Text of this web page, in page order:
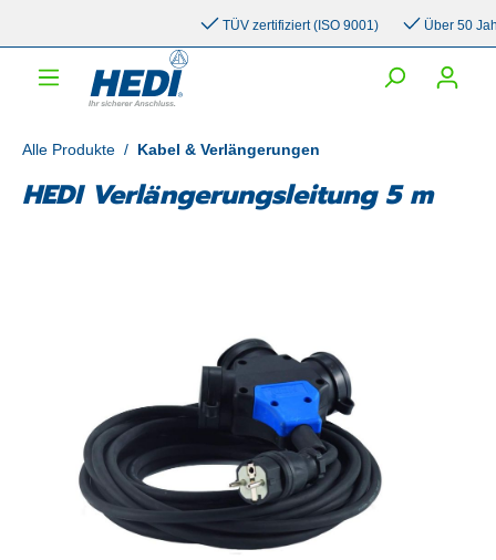
TÜV zertifiziert (ISO 9001) Über 50 Jahre
Alle Produkte / Kabel & Verlängerungen
HEDI Verlängerungsleitung 5 m